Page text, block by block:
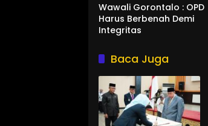
Wawali Gorontalo : OPD
Harus Berbenah Demi
Integritas
Baca Juga